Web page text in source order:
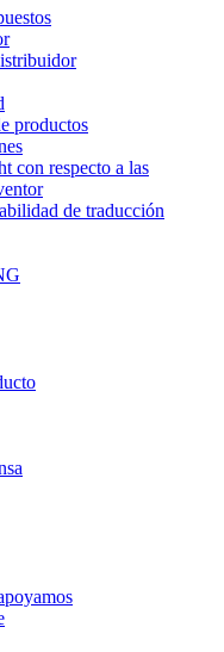
productos
con respecto a las
de traducción